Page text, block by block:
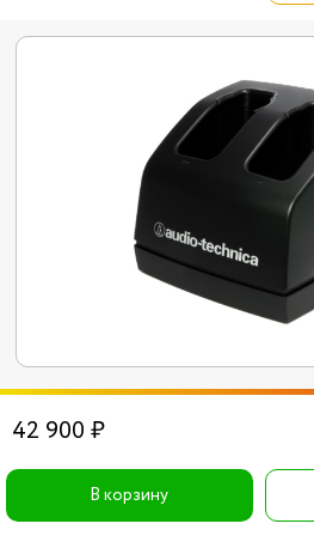
42 900 ₽
В корзину